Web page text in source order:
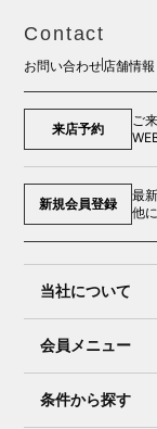
Contact
お問い合わせ 店舗情報
来店予約
ご
新規会員登録
最
他
当社について
会員メニュー
条件から探す